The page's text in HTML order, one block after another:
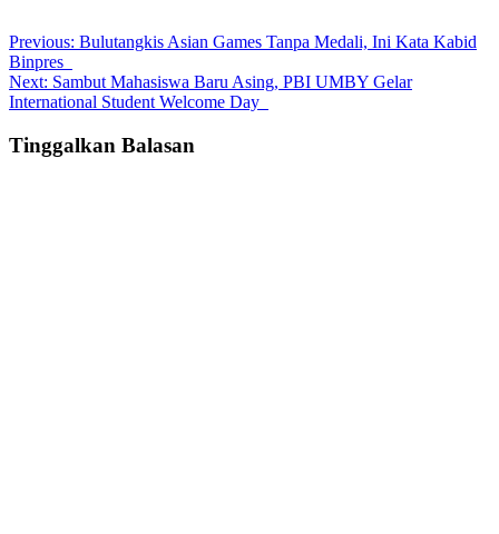
Post
navigation
Previous: Bulutangkis Asian Games Tanpa Medali, Ini Kata Kabid
Binpres
Next: Sambut Mahasiswa Baru Asing, PBI UMBY Gelar
International Student Welcome Day
Tinggalkan Balasan